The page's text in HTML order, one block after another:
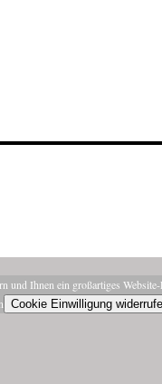
und Ihnen ein großartiges
Cookie Einwilligung